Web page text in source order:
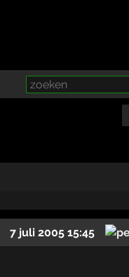
7 juli 2005 15:45